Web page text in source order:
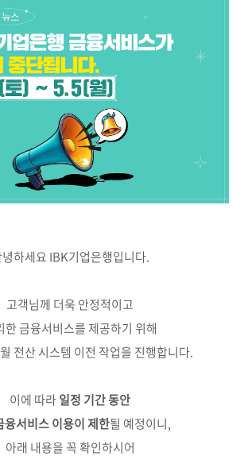
녕하세요 IBK기업은행입니다.
고객님께 더욱 안정적이고
한 금융서비스를 제공하기 위해
전산 시스템 이전 작업을 진행합니다.
이에 따라일정 기간 동안
융서비스 이용이 제한될 예정이니,
아래 내용을 꼭 확인하시어